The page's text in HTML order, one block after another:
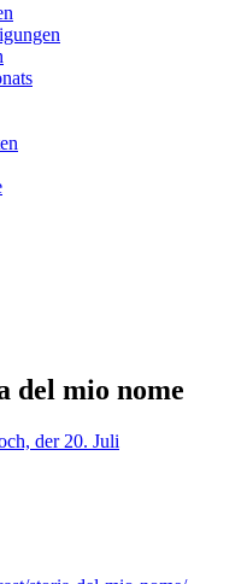
del mio nome
der 20. Juli